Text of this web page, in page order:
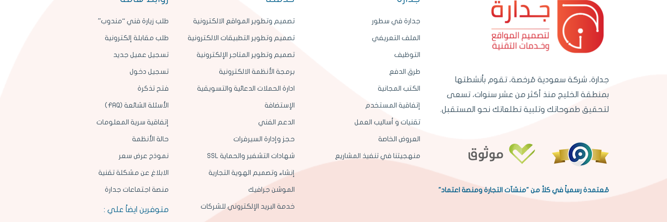
جدارة، شركة سعودية مُرخصة، تقوم بأنشطتها
بمنطقة الخليج منذ أكثر من عشر سنوات، تسعى
لتحقيق طموحاتك وتلبية تطلعاتك نحو المستقبل.
مُعتمدة رسمياً في كلاً من "منشآت التجارة ومنصة اعتماد"
جدارة في سطور
الملف التعريفي
التوظيف
طرق الدفع
الكتب المجانية
إتفاقية المستخدم
تقنيات و أساليب العمل
العروض الخاصة
منهجيتنا في تنفيذ المشاريع
تصميم وتطوير المواقع الالكترونية
تصميم وتطوير التطبيقات الالكترونية
تصميم وتطوير المتاجر الإلكترونية
برمجة الأنظمة الالكترونية
ادارة الحملات الدعائية والتسويقية
الإستضافة
الدعم الفني
حجز وإدارة السيرفرات
شهادات التشفير والحماية SSL
إنشاء وتصميم الهوية التجارية
الموشن جرافيك
خدمة البريد الإلكتروني للشركات
طلب زيارة فني “مندوب”
طلب مقابلة إلكترونية
تسجيل عميل جديد
تسجيل دخول
فتح تذكرة
الأسئلة الشائعة (FAQ)
إتفاقية سرية المعلومات
حالة الأنظمة
نموذج عرض سعر
الابلاغ عن مشكلة تقنية
منصة اجتماعات جدارة
متوفرين ايضاً علي :